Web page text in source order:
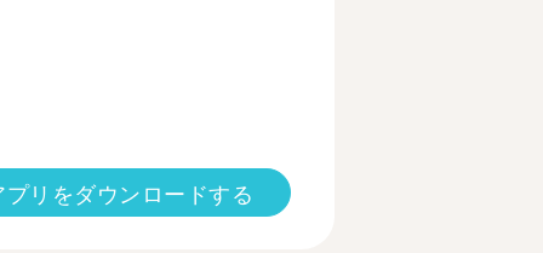
プリをダウンロードする